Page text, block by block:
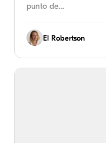
punto de…
El Robertson